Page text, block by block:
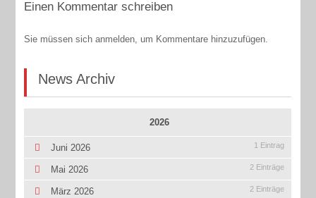
Einen Kommentar schreiben
Sie müssen sich anmelden, um Kommentare hinzuzufügen.
News Archiv
2026
Juni 2026 1 Eintrag
Mai 2026 2 Einträge
März 2026 2 Einträge